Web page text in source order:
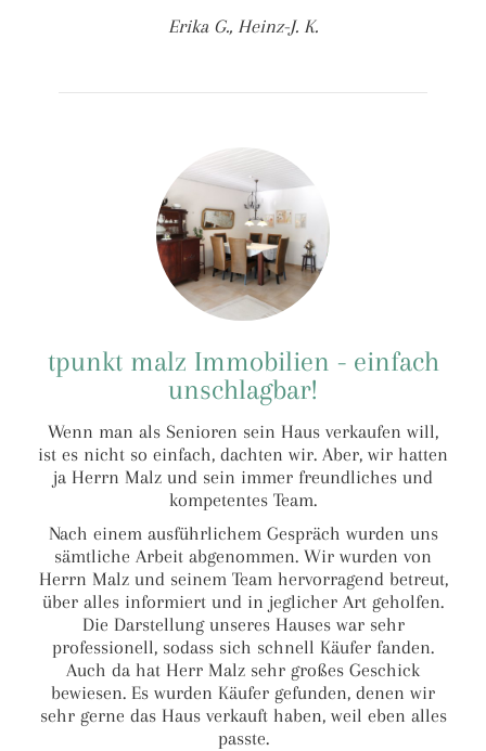
Erika G., Heinz-J. K.
tpunkt malz Immobilien - einfach
unschlagbar!
Wenn man als Senioren sein Haus verkaufen will,
ist es nicht so einfach, dachten wir. Aber, wir hatten
ja Herrn Malz und sein immer freundliches und
kompetentes Team.
Nach einem ausführlichem Gespräch wurden uns
sämtliche Arbeit abgenommen. Wir wurden von
Herrn Malz und seinem Team hervorragend betreut,
über alles informiert und in jeglicher Art geholfen.
Die Darstellung unseres Hauses war sehr
professionell, sodass sich schnell Käufer fanden.
Auch da hat Herr Malz sehr großes Geschick
bewiesen. Es wurden Käufer gefunden, denen wir
sehr gerne das Haus verkauft haben, weil eben alles
passte.